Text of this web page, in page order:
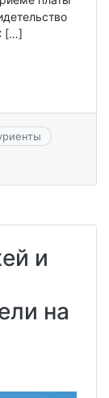
[…]
и
на